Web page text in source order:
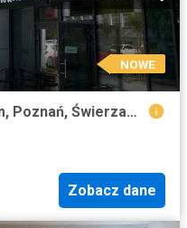
NOWE
Komercyjne lokal na wynajem, Poznań, Świerzawska
Zobacz dane